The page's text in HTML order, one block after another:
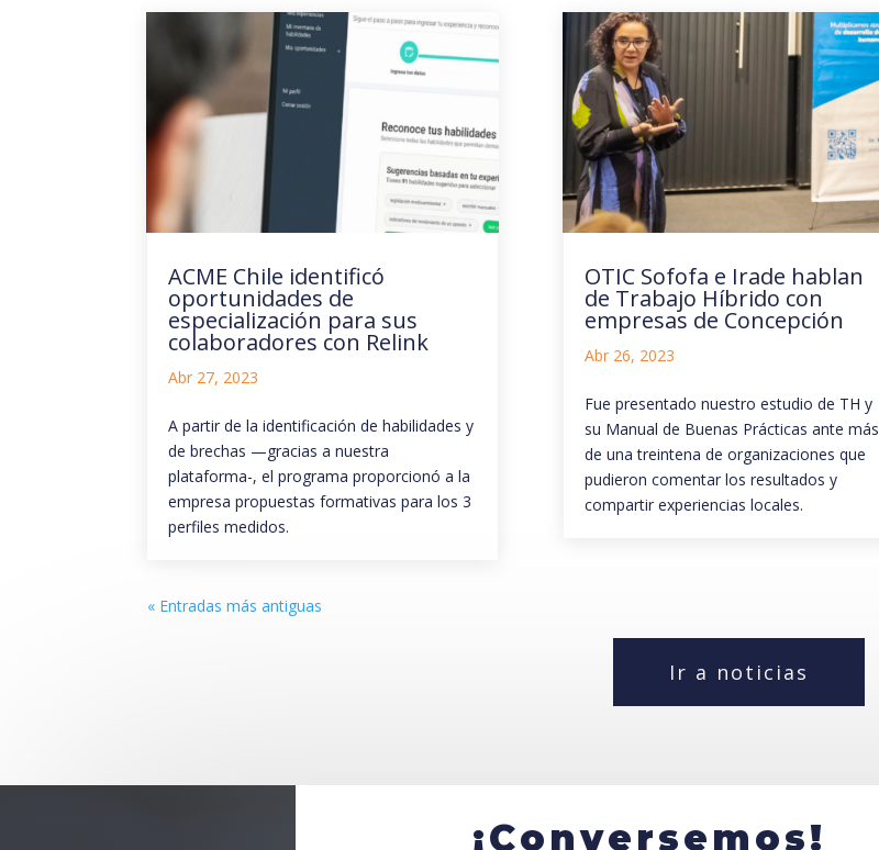
ACME Chile identificó
oportunidades de
especialización para sus
colaboradores con Relink
Abr 27, 2023
A partir de la identificación de habilidades y
de brechas —gracias a nuestra
plataforma-, el programa proporcionó a la
empresa propuestas formativas para los 3
perfiles medidos.
OTIC Sofofa e Irade hablan
de Trabajo Híbrido con
empresas de Concepción
Abr 26, 2023
Fue presentado nuestro estudio de TH y
su Manual de Buenas Prácticas ante más
de una treintena de organizaciones que
pudieron comentar los resultados y
compartir experiencias locales.
« Entradas más antiguas
Ir a noticias
¡Conversemos!